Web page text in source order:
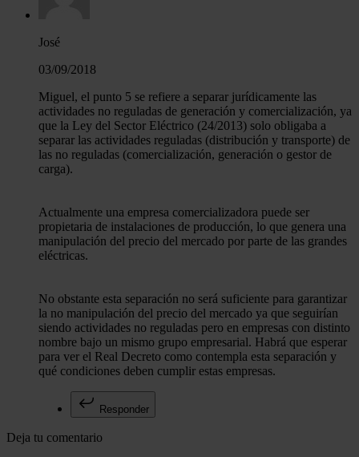
José
03/09/2018
Miguel, el punto 5 se refiere a separar jurídicamente las
actividades no reguladas de generación y comercialización, ya
que la Ley del Sector Eléctrico (24/2013) solo obligaba a
separar las actividades reguladas (distribución y transporte) de
las no reguladas (comercialización, generación o gestor de
carga).
Actualmente una empresa comercializadora puede ser
propietaria de instalaciones de producción, lo que genera una
manipulación del precio del mercado por parte de las grandes
eléctricas.
No obstante esta separación no será suficiente para garantizar
la no manipulación del precio del mercado ya que seguirían
siendo actividades no reguladas pero en empresas con distinto
nombre bajo un mismo grupo empresarial. Habrá que esperar
para ver el Real Decreto como contempla esta separación y
qué condiciones deben cumplir estas empresas.
Responder
Deja tu comentario